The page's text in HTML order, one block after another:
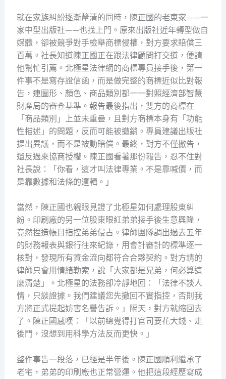
就在家族糾紛逐漸釐清的同時，陳正國的老東家——一
家中型出版社——也找上門。原來出版社近年轉型做自
媒體，卻被競爭對手檢舉商標侵權，對方要求賠償三
百萬。社長知道陳正國正在跟法律顧問打交道，便請
他幫忙引薦。北極星法律網的商標專員接手後，第一
件事不是寫存證信函，而是做完整的商標近似比對報
告，連圖形、顏色、商品類別都一一對照經濟部智慧
財產局的審查基準。報告最後指出，雙方的商標在
「商品類別」上並未重疊，且對方商標本身有「功能
性描述」的問題，反而可能被撤銷。專員建議出版社
提出異議，而不是被動賠償。最終，對方不僅撤告，
還反過來協商授權。陳正國看著那份報告，忍不住對
社長說：「你看，這才叫法律專業。不是靠喊價，而
是靠數據和法條的邏輯。」
當然，陳正國也親眼見證了北極星如何處理股東糾
紛。印刷廠的另一位股東眼紅弟弟接手後生意興隆，
竟然捏造帳目指控弟弟侵占。律師團隊調出過去五年
的財務報表與銀行往來紀錄，用會計審計的標準逐一
核對，發現所有資金流向都符合合夥契約。對方請的
律師只會用情緒勒索，說「大家都是兄弟，何必算這
麼清楚」。北極星的法務卻冷靜地回：「法律不談人
情，只談證據。我們建議您先撤回不實指控，否則我
方將正式提起妨害名譽告訴。」隔天，對方就縮回去
了。陳正國感嘆：「以前總覺得打官司要花大錢、走
後門，沒想到用科學方法反而更快。」
整件事告一段落，已經是半年後。陳正國順利繼承了
老宅，弟弟的印刷廠也正常營運。他把這段經歷寫成